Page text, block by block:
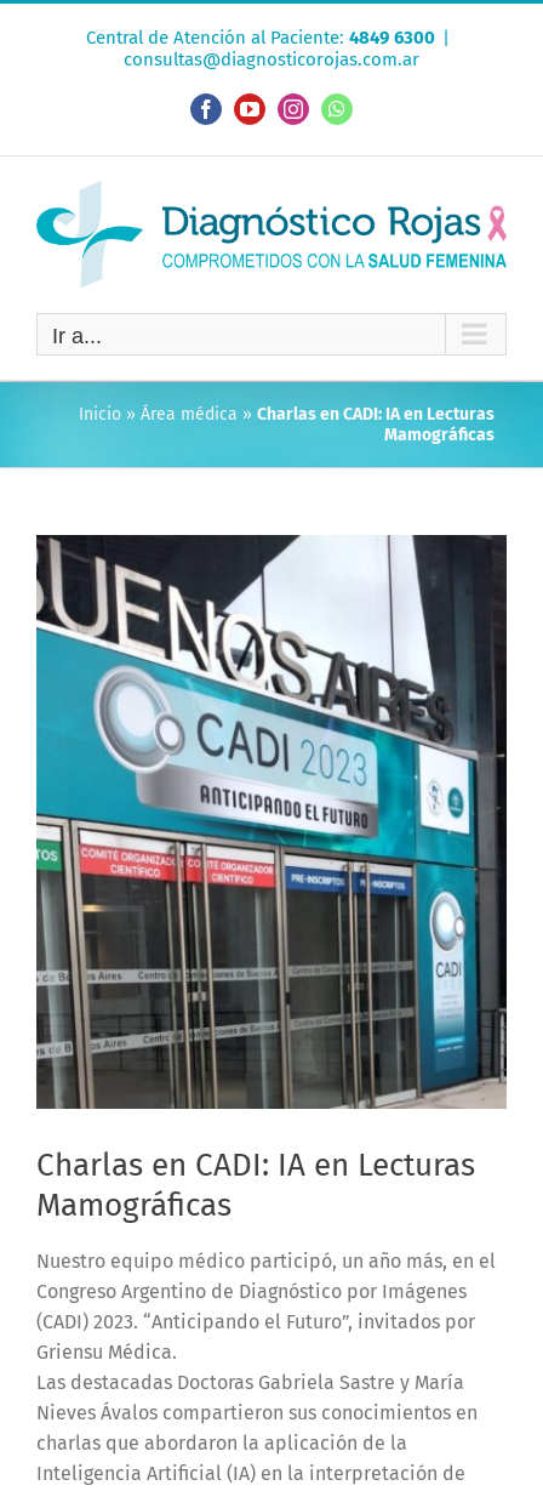
Central de Atención al Paciente: 4849 6300 |
consultas@diagnosticorojas.com.ar
FacebookYouTubeInstagramWhatsApp
Ir a...
Inicio » Área médica » Charlas en CADI: IA en Lecturas
Mamográficas
Charlas en CADI: IA en Lecturas
Mamográficas
Nuestro equipo médico participó, un año más, en el
Congreso Argentino de Diagnóstico por Imágenes
(CADI) 2023. “Anticipando el Futuro”, invitados por
Griensu Médica.
Las destacadas Doctoras Gabriela Sastre y María
Nieves Ávalos compartieron sus conocimientos en
charlas que abordaron la aplicación de la
Inteligencia Artificial (IA) en la interpretación de